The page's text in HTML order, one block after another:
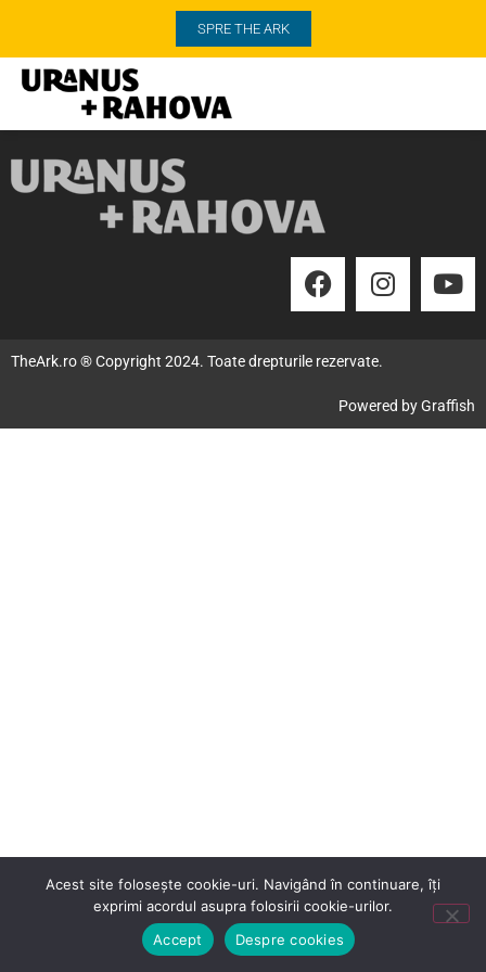
SPRE THE ARK
TheArk.ro ® Copyright 2024. Toate drepturile rezervate.
Powered byGraffish
Acest site folosește cookie-uri. Navigând în continuare, îți
exprimi acordul asupra folosirii cookie-urilor.
Accept
Despre cookies